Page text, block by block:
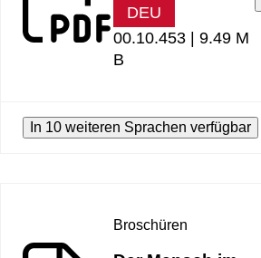
DEU
00.10.453 | 9.49 M
B
In 10 weiteren Sprachen verfügbar
Broschüren